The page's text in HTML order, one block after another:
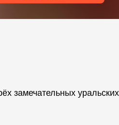
замечательных